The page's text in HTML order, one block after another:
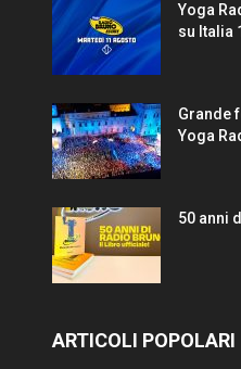
Yoga
su Italia
Grande
Yoga
50 anni
ARTICOLI POPOLARI